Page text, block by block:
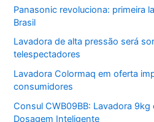
Panasonic revoluciona: primeira
Brasil
Lavadora de alta pressão será
telespectadores
Lavadora Colormaq em oferta
consumidores
Consul CWB09BB: Lavadora
Dosagem Inteligente